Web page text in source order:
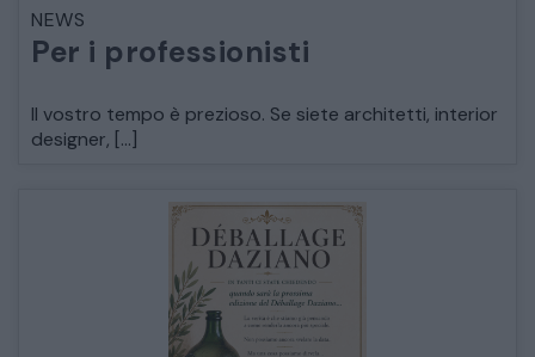
COMÒ E COMODINI
TAVOLI TAVOLINI CONSOLE
SEDIE POLTRONE DIVANI
NEWS
Per i professionisti
Il vostro tempo è prezioso. Se siete architetti, interior
designer, […]